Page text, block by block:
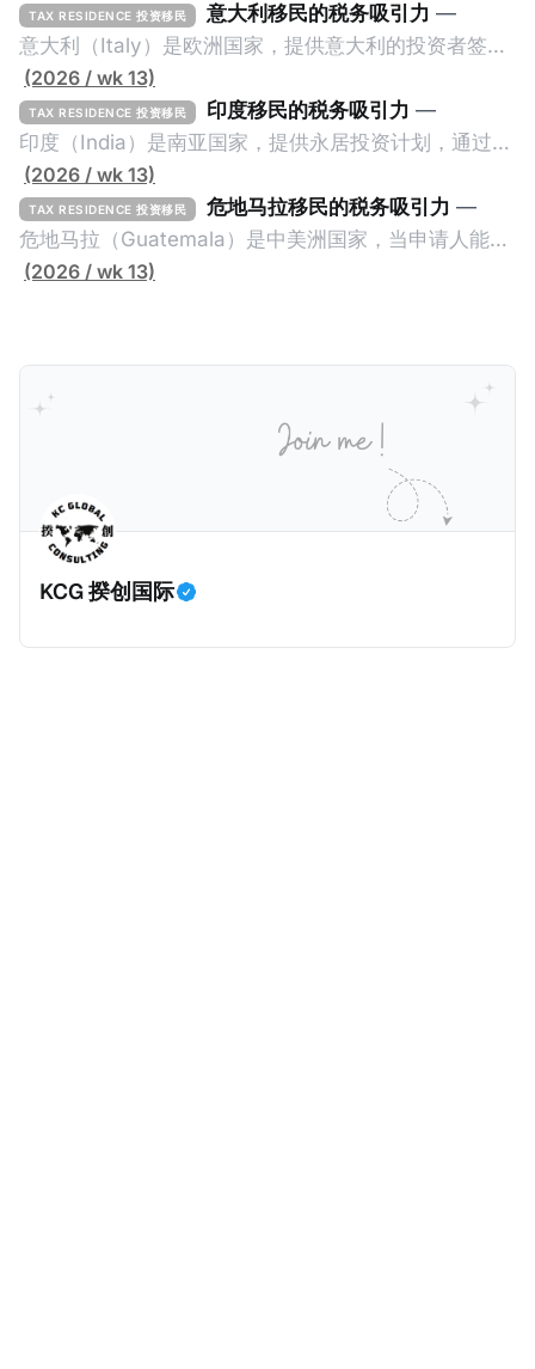
TAX RESIDENCE 投资移民 意大利移民的税务吸引力 —
意大利（Italy）是欧洲国家，提供意大利的投资者签证
计划。申请人必须满足至少以下一项标准才能获得两年
投资者签证： * 投资200万欧元意大利政府债券； * 投
资50万欧元意大利股票； * 投资25万欧元于创新初创
企业；或 * 向意大利公共利益项目捐赠100万欧元。 当
投资者在居留许可证有效期的两年内保持投资，则可以
在居留证到期日前至少60天申请续签3年。当投资者经
过五年的实际居留（每年在意大利停留270天），申请
吸引力吗？我们来看看：
(2026 / wk 13)
TAX RESIDENCE 投资移民 印度移民的税务吸引力 —
印度（India）是南亚国家，提供永居投资计划，通过满
足特定的标准获得居留权。印度的永居投资计划要求申
请人透过外国直接投资（FDI）途径投资印度： * 申请
人必须在18个月内投资至少1亿卢比（约合773万人民
币）或36个月内投资至少2.5亿卢比（约合1933万人民
的财务能力和专业知识； * 申请人必须在印度就业务注
册公司，并提供公司注册证书和注册企业的介绍/支持信
并提供有关投资将如何为印度经济做出贡献的详细计
申请。申请人在印度居住共12年后有资格申请印度公民
身份，包括在申请前连续居住11年，短暂缺席的少数例
外。由于印度不允许双重国籍，申请人必须放弃其原始
(2026 / wk 13)
TAX RESIDENCE 投资移民 危地马拉移民的税务吸引力 —
危地马拉（Guatemala）是中美洲国家，当申请人能够
证明被动收入或养老金收入，那么可以申请永久居留计
增加300美元（折合约人民币2千）。 申请人提交材料
包括：申请表、护照、无犯罪证明，以及最后一次进入
危地马拉的证明，且材料必须公证并翻译成西班牙语。
在危地马拉居住至少五年、具备流利西班牙语、对当地
历史文化有认识，就可以入籍成为危地马拉公民。 那
么，危地马拉的税务政策有吸引力吗？我们来看看：
(2026 / wk 13)
KCG 揆创国际